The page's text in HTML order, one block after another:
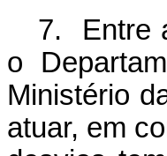
7. Entre
o
Ministério
atuar, em